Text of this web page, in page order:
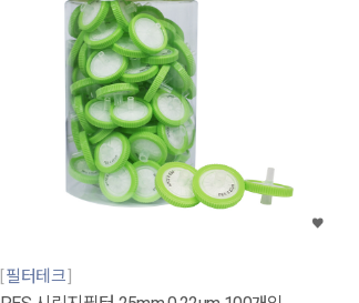
필터테크